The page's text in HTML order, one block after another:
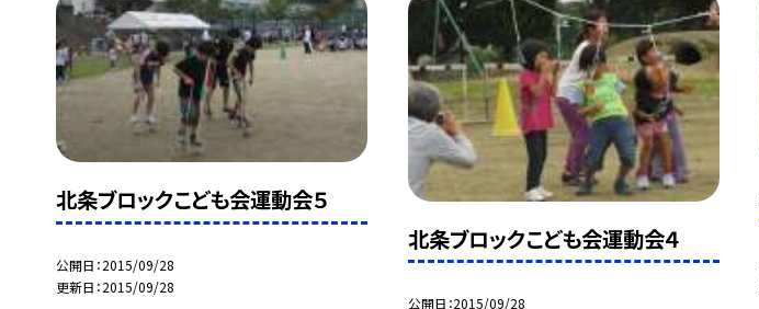
北条ブロックこども会運動会５
公開日 2015/09/28
更新日 2015/09/28
北条ブロックこども会運動会４
公開日 2015/09/28